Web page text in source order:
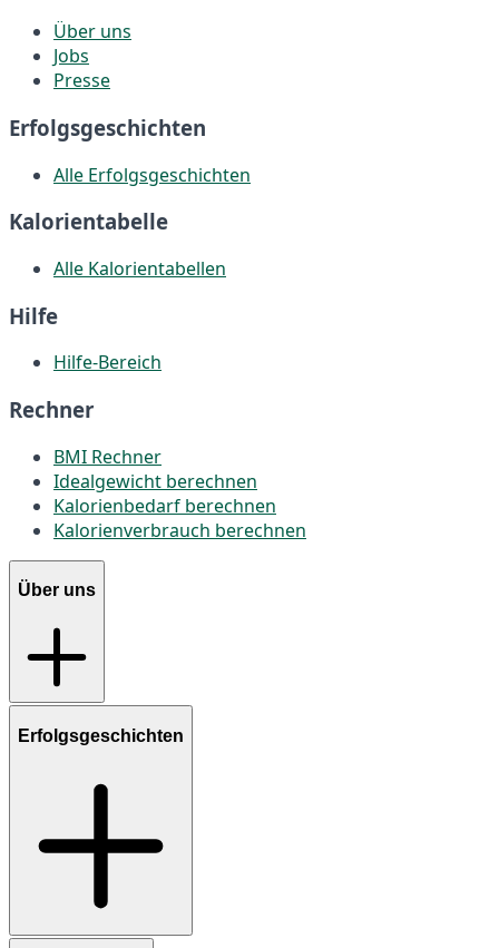
Über uns
Jobs
Presse
Erfolgsgeschichten
Alle Erfolgsgeschichten
Kalorientabelle
Alle Kalorientabellen
Hilfe
Hilfe-Bereich
Rechner
BMI Rechner
Idealgewicht berechnen
Kalorienbedarf berechnen
Kalorienverbrauch berechnen
Über uns
Erfolgsgeschichten